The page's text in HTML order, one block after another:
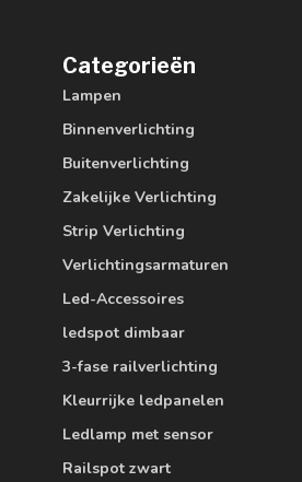
Categorieën
Lampen
Binnenverlichting
Buitenverlichting
Zakelijke Verlichting
Strip Verlichting
Verlichtingsarmaturen
Led-Accessoires
ledspot dimbaar
3-fase railverlichting
Kleurrijke ledpanelen
Ledlamp met sensor
Railspot zwart